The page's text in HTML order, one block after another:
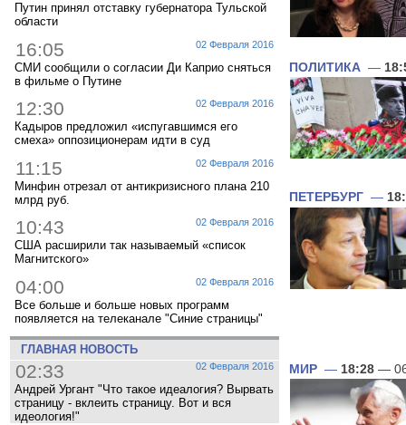
Путин принял отставку губернатора Тульской
области
02 Февраля 2016
16:05
СМИ сообщили о согласии Ди Каприо сняться
в фильме о Путине
02 Февраля 2016
12:30
Кадыров предложил «испугавшимся его
смеха» оппозиционерам идти в суд
02 Февраля 2016
11:15
Минфин отрезал от антикризисного плана 210
млрд руб.
02 Февраля 2016
10:43
США расширили так называемый «список
Магнитского»
02 Февраля 2016
04:00
Все больше и больше новых программ
появляется на телеканале "Синие страницы"
ГЛАВНАЯ НОВОСТЬ
02 Февраля 2016
02:33
Андрей Ургант "Что такое идеалогия? Вырвать
страницу - вклеить страницу. Вот и вся
идеология!"
ПОЛИТИКА —
ПЕТЕРБУРГ —
МИР — 18:28 —